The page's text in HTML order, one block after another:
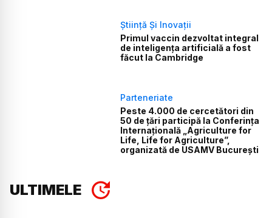
Știință Și Inovații
Primul vaccin dezvoltat integral
de inteligența artificială a fost
făcut la Cambridge
Parteneriate
Peste 4.000 de cercetători din
50 de țări participă la Conferința
Internațională „Agriculture for
Life, Life for Agriculture”,
organizată de USAMV București
ULTIMELE